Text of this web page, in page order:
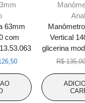
63mm
com
O
atual
R$ 126,50.
Vertical
glicerina
R$135,00